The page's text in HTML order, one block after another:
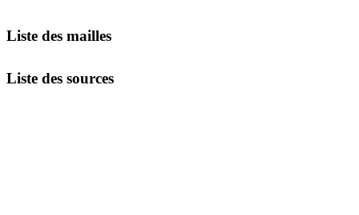
Liste des mailles
Liste des sources